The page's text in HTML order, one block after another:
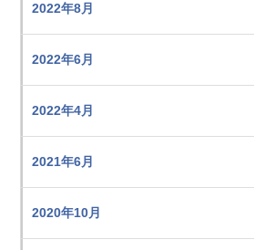
2022年8月
2022年6月
2022年4月
2021年6月
2020年10月